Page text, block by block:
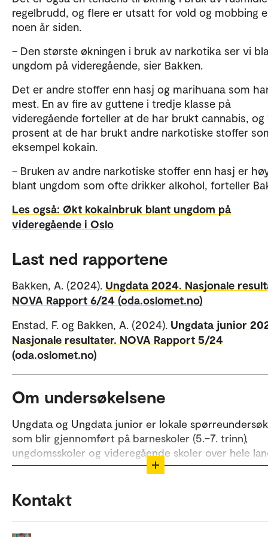
regelbrudd, og flere er utsatt for vold og mobbing
noen år siden.
– Den største økningen i bruk av narkotika ser vi
ungdom på videregående, sier Bakken.
Det er andre stoffer enn hasj og marihuana som
mest. En av fire av guttene i tredje klasse på
videregående forteller at de har brukt cannabis, og
prosent at de har brukt andre narkotiske stoffer
eksempel kokain.
– Bruken av andre narkotiske stoffer enn hasj er
blant ungdom som ofte drikker alkohol, forteller
Les også: Økt kokainbruk blant ungdom på
videregående i Oslo
Last ned rapportene
Bakken, A. (2024). Ungdata 2024. Nasjonale
NOVA Rapport 6/24 (oda.oslomet.no)
Enstad, F. og Bakken, A. (2024). Ungdata junior
Nasjonale resultater. NOVA Rapport 5/24
(oda.oslomet.no)
Om undersøkelsene
Ungdata og Ungdata junior er lokale
som blir gjennomført på barneskoler (5.–7. trinn),
ungdomsskoler og videregående skoler over hele
Gjennom undersøkelsene blir barn og unge spurt om
hvordan de har det, og hva de driver med på
Undersøkelsene gjennomføres i skoletiden og er
kommuner og fylkeskommuner.
Kontakt